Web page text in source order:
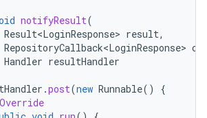
notifyResult(
Result<LoginResponse> result,
RepositoryCallback<LoginResponse>
Handler resultHandler
.post(new Runnable()
{